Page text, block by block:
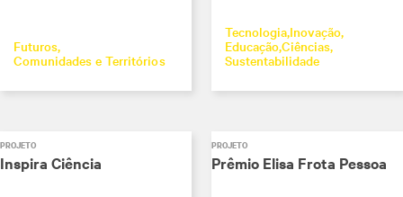
Futuros
Comunidades e Territórios
TecnologiaInovação
EducaçãoCiências
Sustentabilidade
PROJETO
Inspira Ciência
PROJETO
Prêmio Elisa Frota Pessoa